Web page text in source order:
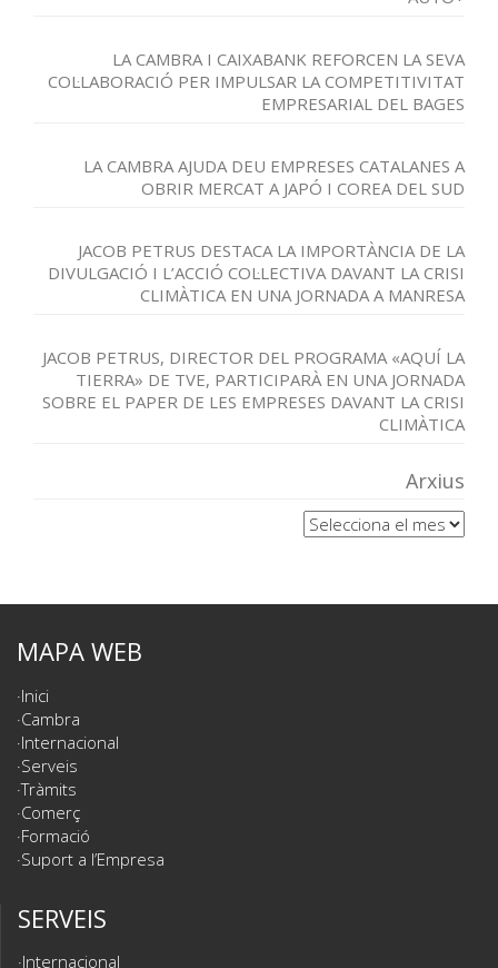
LA CAMBRA I CAIXABANK REFORCEN LA SEVA
COL·LABORACIÓ PER IMPULSAR LA COMPETITIVITAT
EMPRESARIAL DEL BAGES
LA CAMBRA AJUDA DEU EMPRESES CATALANES A
OBRIR MERCAT A JAPÓ I COREA DEL SUD
JACOB PETRUS DESTACA LA IMPORTÀNCIA DE LA
DIVULGACIÓ I L’ACCIÓ COL·LECTIVA DAVANT LA CRISI
CLIMÀTICA EN UNA JORNADA A MANRESA
JACOB PETRUS, DIRECTOR DEL PROGRAMA «AQUÍ LA
TIERRA» DE TVE, PARTICIPARÀ EN UNA JORNADA
SOBRE EL PAPER DE LES EMPRESES DAVANT LA CRISI
CLIMÀTICA
Arxius
Arxius
MAPA WEB
Inici
Cambra
Internacional
Serveis
Tràmits
Comerç
Formació
Suport a l’Empresa
SERVEIS
Internacional